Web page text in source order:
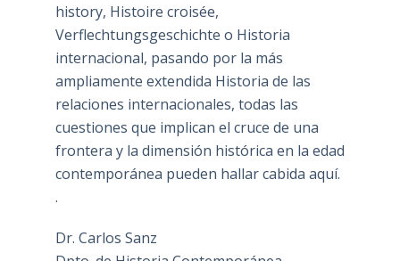
history, Histoire croisée,
Verflechtungsgeschichte o Historia
internacional, pasando por la más
ampliamente extendida Historia de las
relaciones internacionales, todas las
cuestiones que implican el cruce de una
frontera y la dimensión histórica en la edad
contemporánea pueden hallar cabida aquí.
.
Dr. Carlos Sanz